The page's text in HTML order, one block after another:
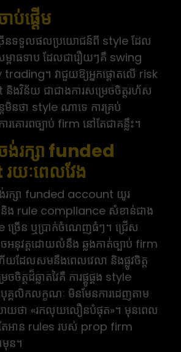
ប់ផ្តើម
ច្រើនទទួលផលប្រយោជន៍ពី style ដែល
ពាធទាប ដែលជារឿយៗគឺ swing
។ វាជួយឱ្យអ្នកផ្តោតលើ risk
វិន័យ ជាជាងការសម្រេចចិត្តរហ័ស
ែមិនថា style ណាទេ ការគ្រប់
គោរពច្បាប់ firm នៅតែជាគន្លឹះ។
ង់រក្សា funded
ៈពេលវែង
រក្សា funded account យូរ
និង rule compliance សំខាន់ជាង
ច្រើន ឬប្រាក់ចំណេញធំៗ។ ជ្រើស
អនុវត្តដោយលំនឹង ឆ្លងកាត់ច្បាប់ firm
ដែលសមនឹងពេលវេលា និងផ្លូវចិត្ត
ចិត្តដ៏ឆ្លាតវៃគឺ ការផ្គូផ្គង style
គលិកលក្ខណៈ មិនមែនការដេញតាម
យថា «រកលុយលឿនបំផុត»។ មុនពេល
តែអាន rules របស់ prop firm
មុន។